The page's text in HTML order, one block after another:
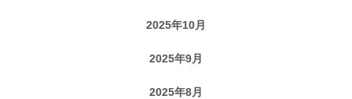
2025年10月
2025年9月
2025年8月